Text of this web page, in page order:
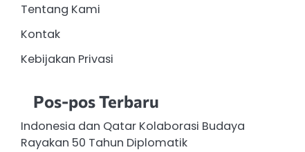
Tentang Kami
Kontak
Kebijakan Privasi
Pos-pos Terbaru
Indonesia dan Qatar Kolaborasi Budaya
Rayakan 50 Tahun Diplomatik